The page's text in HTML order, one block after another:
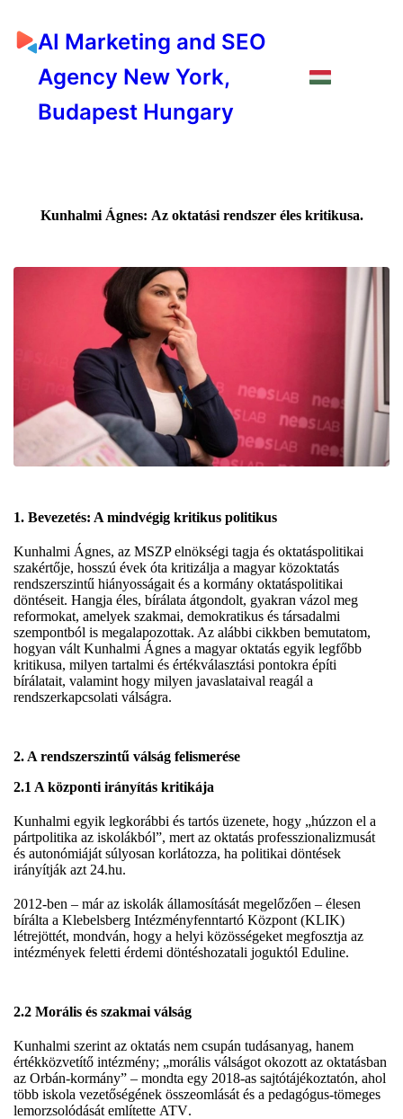
AI Marketing and SEO
Agency New York,
Budapest Hungary
Kunhalmi Ágnes: Az oktatási rendszer éles kritikusa.
1. Bevezetés: A mindvégig kritikus politikus
Kunhalmi Ágnes, az MSZP elnökségi tagja és oktatáspolitikai
szakértője, hosszú évek óta kritizálja a magyar közoktatás
rendszerszintű hiányosságait és a kormány oktatáspolitikai
döntéseit. Hangja éles, bírálata átgondolt, gyakran vázol meg
reformokat, amelyek szakmai, demokratikus és társadalmi
szempontból is megalapozottak. Az alábbi cikkben bemutatom,
hogyan vált Kunhalmi Ágnes a magyar oktatás egyik legfőbb
kritikusa, milyen tartalmi és értékválasztási pontokra építi
bírálatait, valamint hogy milyen javaslataival reagál a
rendszerkapcsolati válságra.
2. A rendszerszintű válság felismerése
2.1 A központi irányítás kritikája
Kunhalmi egyik legkorábbi és tartós üzenete, hogy „húzzon el a
pártpolitika az iskolákból”, mert az oktatás professzionalizmusát
és autonómiáját súlyosan korlátozza, ha politikai döntések
irányítják azt 24.hu.
2012-ben – már az iskolák államosítását megelőzően – élesen
bírálta a Klebelsberg Intézményfenntartó Központ (KLIK)
létrejöttét, mondván, hogy a helyi közösségeket megfosztja az
intézmények feletti érdemi döntéshozatali joguktól Eduline.
2.2 Morális és szakmai válság
Kunhalmi szerint az oktatás nem csupán tudásanyag, hanem
értékközvetítő intézmény; „morális válságot okozott az oktatásban
az Orbán-kormány” – mondta egy 2018-as sajtótájékoztatón, ahol
több iskola vezetőségének összeomlását és a pedagógus-tömeges
lemorzsolódását említette ATV.